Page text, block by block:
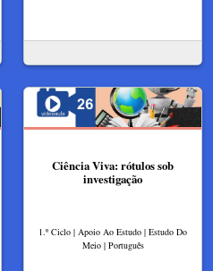
Ciência Viva: rótulos sob
investigação
1.º Ciclo | Apoio Ao Estudo | Estudo Do
Meio | Português